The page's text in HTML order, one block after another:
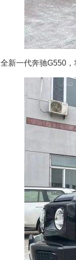
全新一代奔驰G550